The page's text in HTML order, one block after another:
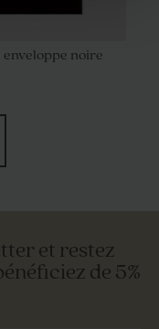
personnalisé et
enveloppe noire
et restez
de 5%